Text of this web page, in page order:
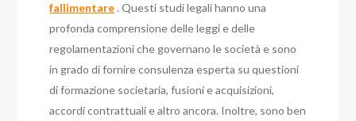
fallimentare. Questi studi legali hanno una
profonda comprensione delle leggi e delle
regolamentazioni che governano le società e sono
in grado di fornire consulenza esperta su questioni
di formazione societaria, fusioni e acquisizioni,
accordi contrattuali e altro ancora. Inoltre, sono ben